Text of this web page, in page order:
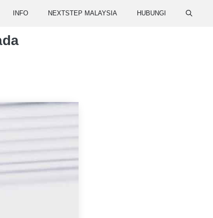
INFO NEXTSTEP MALAYSIA HUBUNGI